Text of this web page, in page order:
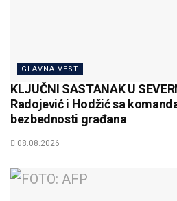
GLAVNA VEST
KLJUČNI SASTANAK U
Radojević i Hodžić sa
bezbednosti građana
08.08.2026